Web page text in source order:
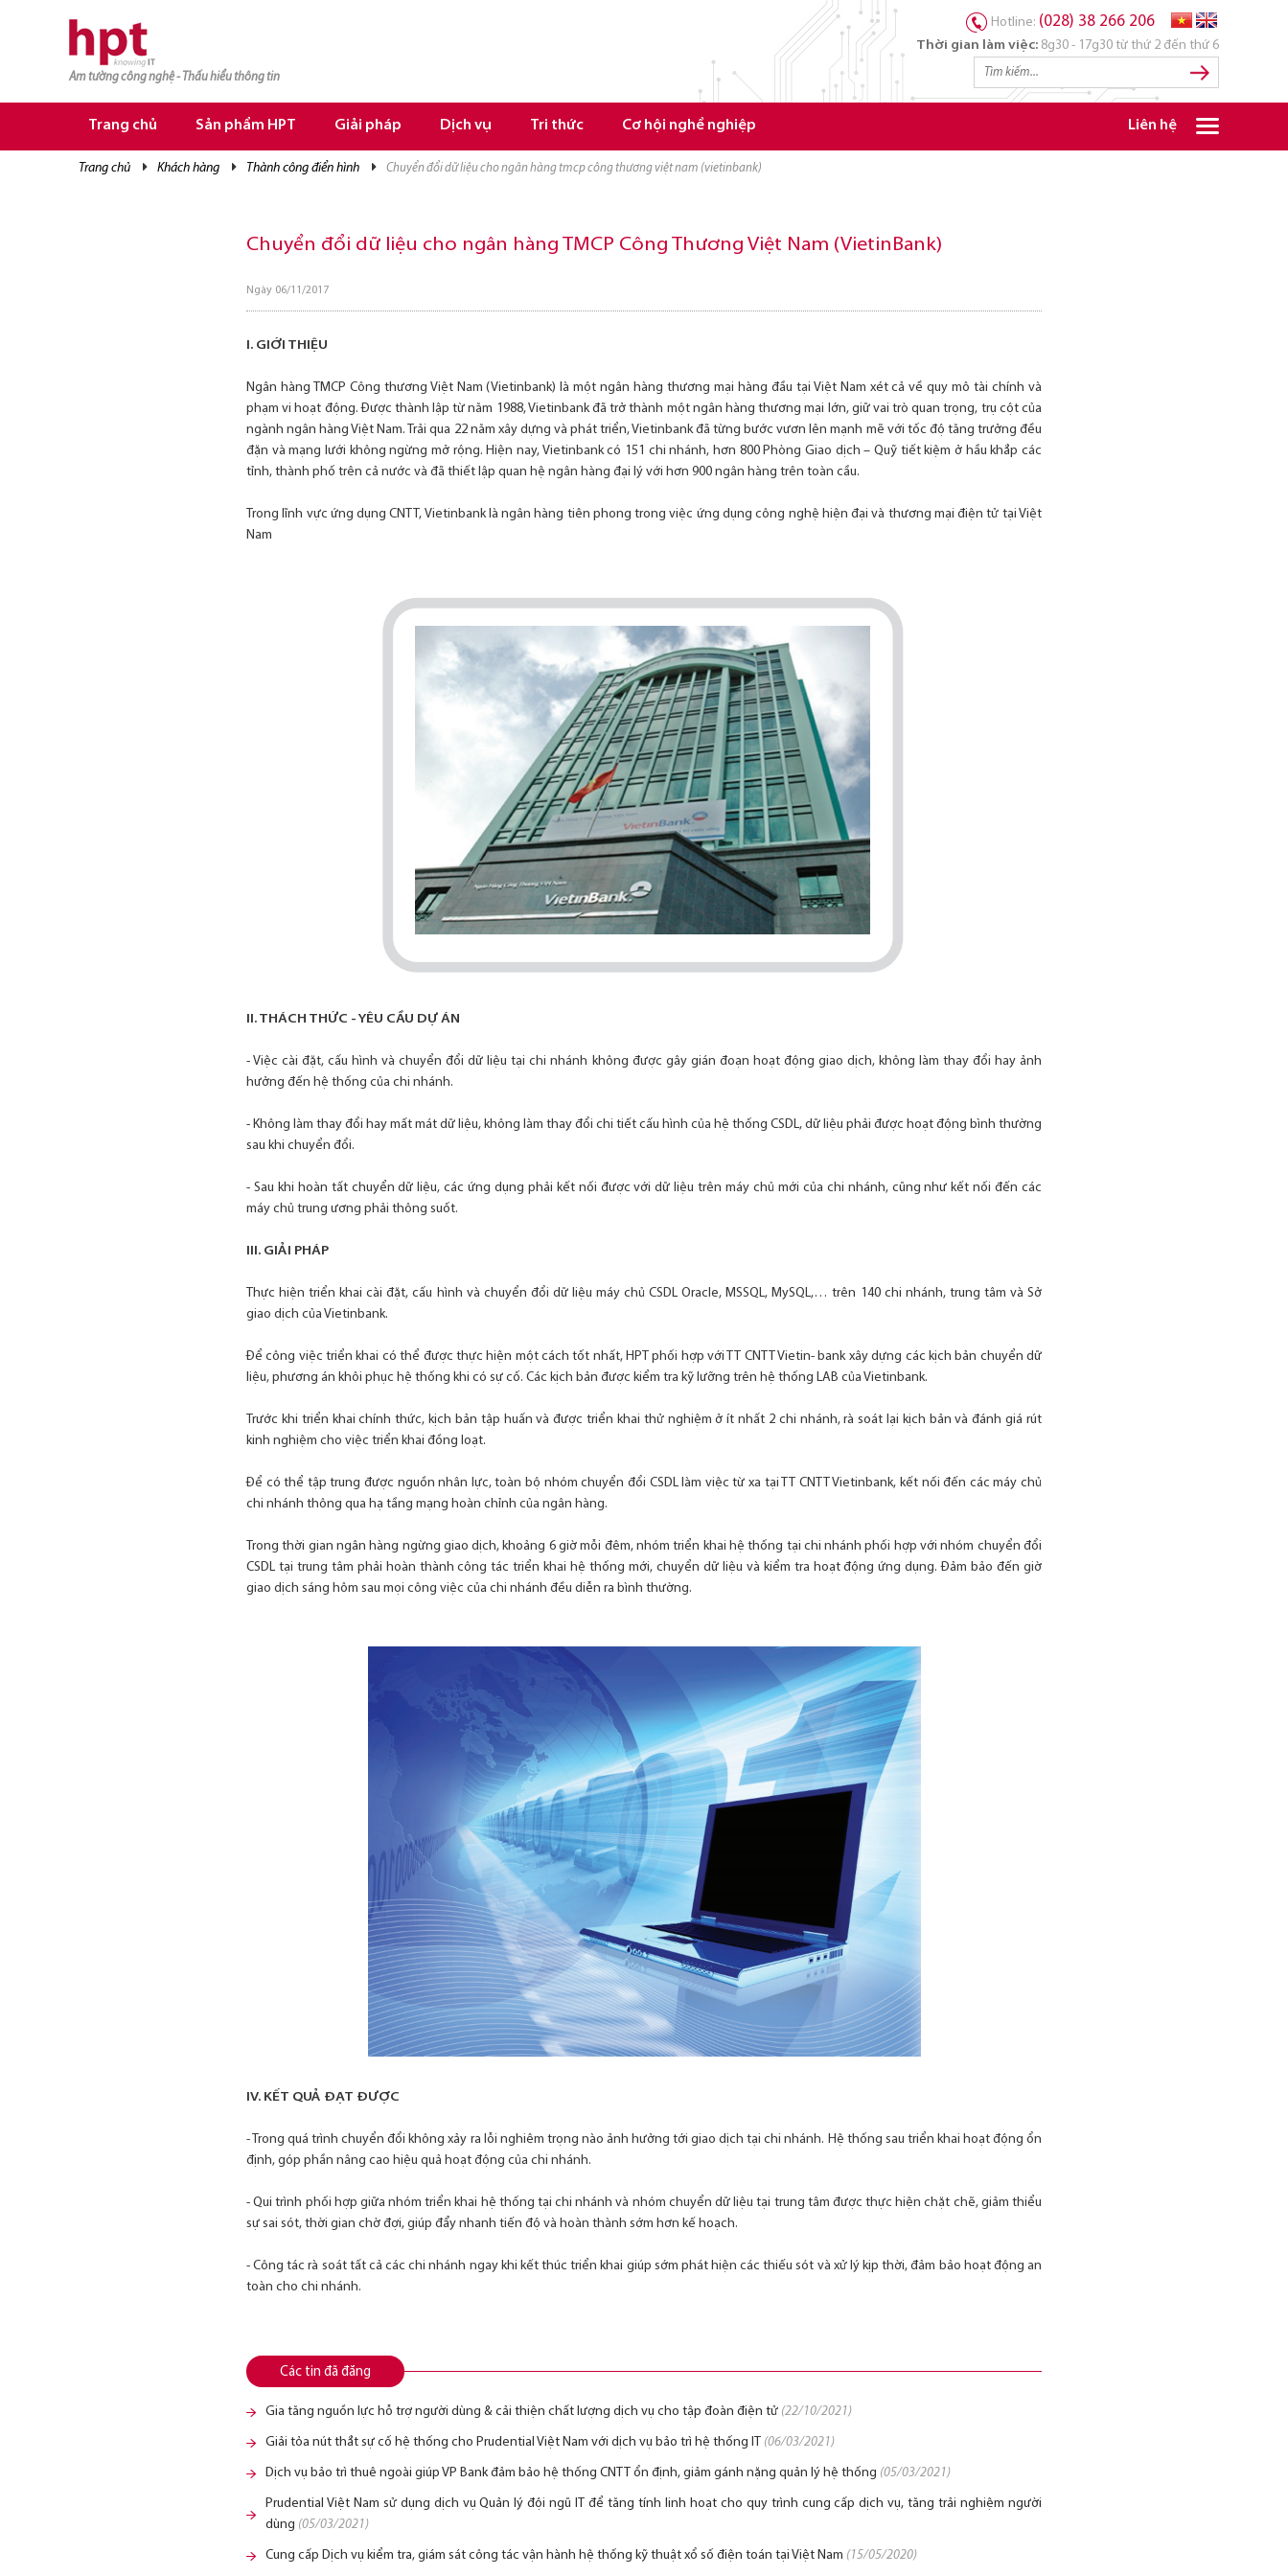
Am tường công nghệ - Thấu hiểu thông tin
Hotline: (028) 38 266 206
Thời gian làm việc: 8g30 - 17g30 từ thứ 2 đến thứ 6
Trang chủ Sản phẩm HPT Giải pháp Dịch vụ Tri thức Cơ hội nghề nghiệp Liên hệ
trang chủ khách hàng thành công điển hình chuyển đổi dữ liệu cho ngân hàng tmcp công thương việt nam (vietinbank)
Chuyển đổi dữ liệu cho ngân hàng TMCP Công Thương Việt Nam (VietinBank)
Ngày 06/11/2017
I. GIỚI THIỆU
Ngân hàng TMCP Công thương Việt Nam (Vietinbank) là một ngân hàng thương mại hàng đầu tại Việt Nam xét cả về quy mô tài chính và
phạm vi hoạt động. Được thành lập từ năm 1988, Vietinbank đã trở thành một ngân hàng thương mại lớn, giữ vai trò quan trọng, trụ cột của
ngành ngân hàng Việt Nam. Trải qua 22 năm xây dựng và phát triển, Vietinbank đã từng bước vươn lên mạnh mẽ với tốc độ tăng trưởng đều
đặn và mạng lưới không ngừng mở rộng. Hiện nay, Vietinbank có 151 chi nhánh, hơn 800 Phòng Giao dịch – Quỹ tiết kiệm ở hầu khắp các
tỉnh, thành phố trên cả nước và đã thiết lập quan hệ ngân hàng đại lý với hơn 900 ngân hàng trên toàn cầu.
Trong lĩnh vực ứng dụng CNTT, Vietinbank là ngân hàng tiên phong trong việc ứng dụng công nghệ hiện đại và thương mại điện tử tại Việt
Nam
II. THÁCH THỨC - YÊU CẦU DỰ ÁN
- Việc cài đặt, cấu hình và chuyển đổi dữ liệu tại chi nhánh không được gây gián đoạn hoạt động giao dịch, không làm thay đổi hay ảnh
hưởng đến hệ thống của chi nhánh.
- Không làm thay đổi hay mất mát dữ liệu, không làm thay đổi chi tiết cấu hình của hệ thống CSDL, dữ liệu phải được hoạt động bình thường
sau khi chuyển đổi.
- Sau khi hoàn tất chuyển dữ liệu, các ứng dụng phải kết nối được với dữ liệu trên máy chủ mới của chi nhánh, cũng như kết nối đến các
máy chủ trung ương phải thông suốt.
III. GIẢI PHÁP
Thực hiện triển khai cài đặt, cấu hình và chuyển đổi dữ liệu máy chủ CSDL Oracle, MSSQL, MySQL,… trên 140 chi nhánh, trung tâm và Sở
giao dịch của Vietinbank.
Để công việc triển khai có thể được thực hiện một cách tốt nhất, HPT phối hợp với TT CNTT Vietin- bank xây dựng các kịch bản chuyển dữ
liệu, phương án khôi phục hệ thống khi có sự cố. Các kịch bản được kiểm tra kỹ lưỡng trên hệ thống LAB của Vietinbank.
Trước khi triển khai chính thức, kịch bản tập huấn và được triển khai thử nghiệm ở ít nhất 2 chi nhánh, rà soát lại kịch bản và đánh giá rút
kinh nghiệm cho việc triển khai đồng loạt.
Để có thể tập trung được nguồn nhân lực, toàn bộ nhóm chuyển đổi CSDL làm việc từ xa tại TT CNTT Vietinbank, kết nối đến các máy chủ
chi nhánh thông qua hạ tầng mạng hoàn chỉnh của ngân hàng.
Trong thời gian ngân hàng ngừng giao dịch, khoảng 6 giờ mỗi đêm, nhóm triển khai hệ thống tại chi nhánh phối hợp với nhóm chuyển đổi
CSDL tại trung tâm phải hoàn thành công tác triển khai hệ thống mới, chuyển dữ liệu và kiểm tra hoạt động ứng dụng. Đảm bảo đến giờ
giao dịch sáng hôm sau mọi công việc của chi nhánh đều diễn ra bình thường.
IV. KẾT QUẢ ĐẠT ĐƯỢC
- Trong quá trình chuyển đổi không xảy ra lỗi nghiêm trọng nào ảnh hưởng tới giao dịch tại chi nhánh. Hệ thống sau triển khai hoạt động ổn
định, góp phần nâng cao hiệu quả hoạt động của chi nhánh.
- Qui trình phối hợp giữa nhóm triển khai hệ thống tại chi nhánh và nhóm chuyển dữ liệu tại trung tâm được thực hiện chặt chẽ, giảm thiểu
sự sai sót, thời gian chờ đợi, giúp đẩy nhanh tiến độ và hoàn thành sớm hơn kế hoạch.
- Công tác rà soát tất cả các chi nhánh ngay khi kết thúc triển khai giúp sớm phát hiện các thiếu sót và xử lý kịp thời, đảm bảo hoạt động an
toàn cho chi nhánh.
Các tin đã đăng
Gia tăng nguồn lực hỗ trợ người dùng & cải thiện chất lượng dịch vụ cho tập đoàn điện tử (22/10/2021)
Giải tỏa nút thắt sự cố hệ thống cho Prudential Việt Nam với dịch vụ bảo trì hệ thống IT (06/03/2021)
Dịch vụ bảo trì thuê ngoài giúp VP Bank đảm bảo hệ thống CNTT ổn định, giảm gánh nặng quản lý hệ thống (05/03/2021)
Prudential Việt Nam sử dụng dịch vụ Quản lý đội ngũ IT để tăng tính linh hoạt cho quy trình cung cấp dịch vụ, tăng trải nghiệm người
dùng (05/03/2021)
Cung cấp Dịch vụ kiểm tra, giám sát công tác vận hành hệ thống kỹ thuật xổ số điện toán tại Việt Nam (15/05/2020)
TRANG CHỦ
TRANG CHỦ